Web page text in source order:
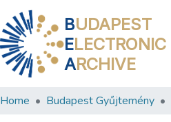
BUDAPEST
ELECTRONIC
ARCHIVE
Home Budapest Gyűjtemény